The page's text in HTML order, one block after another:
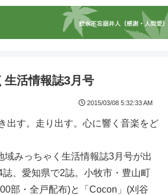
生活情報誌3月号
2015/03/08 5:32:33 AM
出す。走り出す。心に響く音楽をど
みっちゃく生活情報誌3月号が出
、愛知県で2誌。小牧市・豊山町
部・全戸配布)と「Cocon」(刈谷